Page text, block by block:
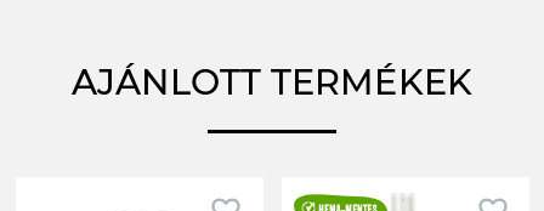
AJÁNLOTT TERMÉKEK